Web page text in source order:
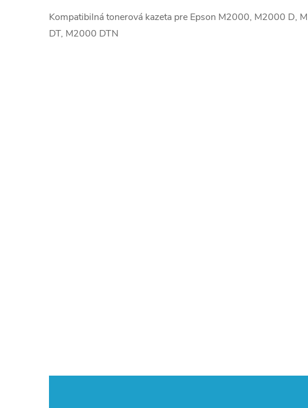
Kompatibilná tonerová kazeta pre Epson M2000, M2000 D,
DT, M2000 DTN